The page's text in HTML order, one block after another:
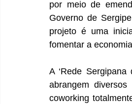
por meio de
Governo de
projeto é uma
fomentar a
A ‘Rede
abrangem
coworking